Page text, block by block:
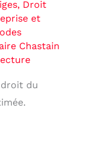
, Droit
et
Chastain
droit du